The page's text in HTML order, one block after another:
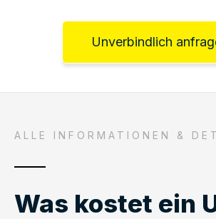
Unverbindlich
ALLE INFORMATIONEN &
Was kostet ein